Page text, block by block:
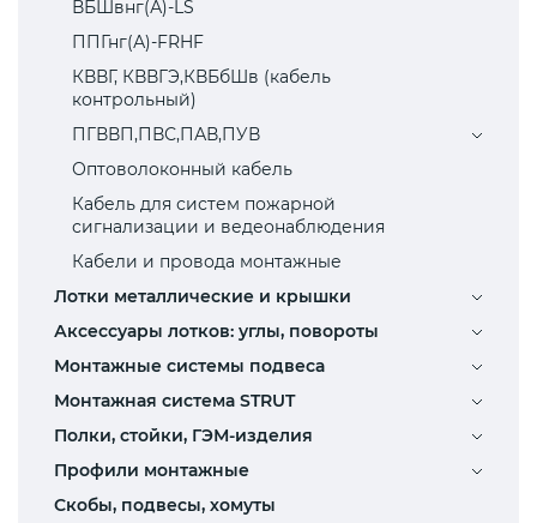
ВБШвнг(А)-LS
ППГнг(А)-FRHF
КВВГ, КВВГЭ,КВБбШв (кабель
контрольный)
ПГВВП,ПВС,ПАВ,ПУВ
Оптоволоконный кабель
Кабель для систем пожарной
сигнализации и ведеонаблюдения
Кабели и провода монтажные
Лотки металлические и крышки
Аксессуары лотков: углы, повороты
Монтажные системы подвеса
Монтажная система STRUT
Полки, стойки, ГЭМ-изделия
Профили монтажные
Скобы, подвесы, хомуты